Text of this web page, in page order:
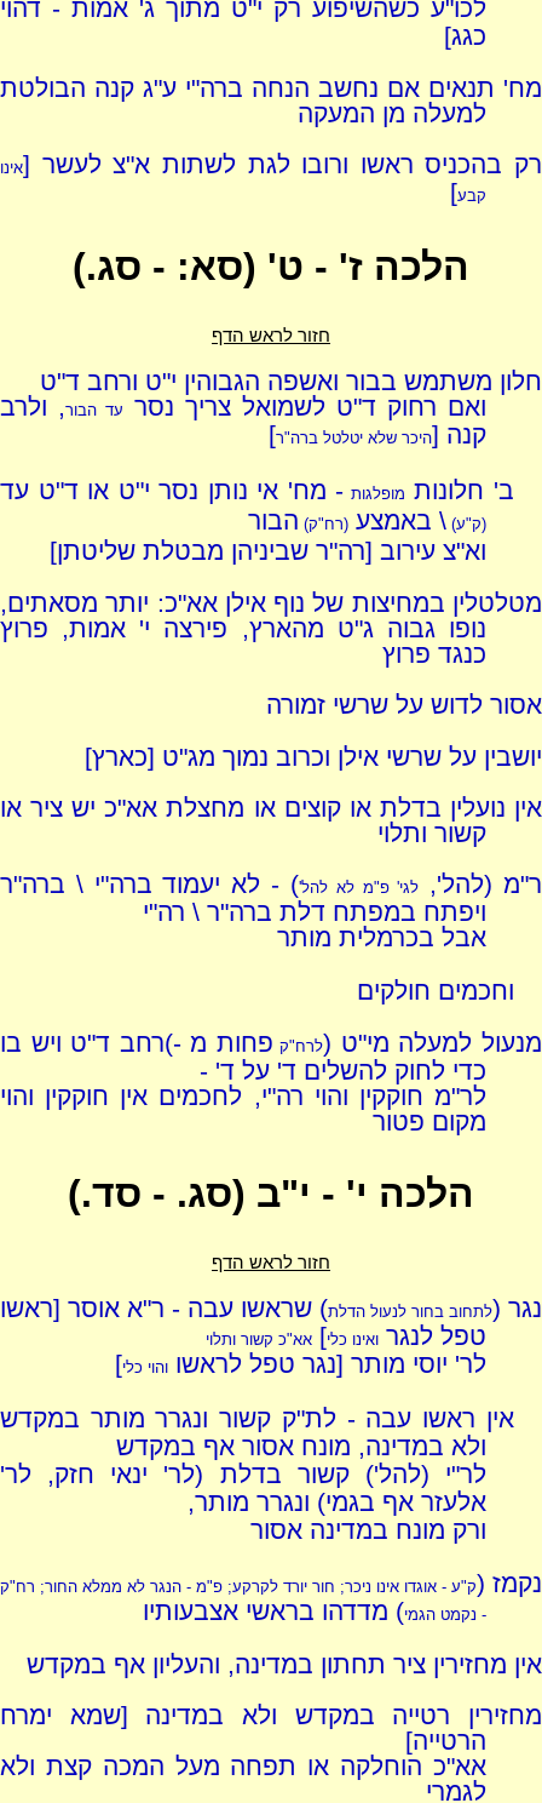
לכו"ע כשהשיפוע רק י"ט מתוך ג' אמות - דהוי
כגג]
מח' תנאים אם נחשב הנחה ברה"י ע"ג קנה הבולטת
למעלה מן המעקה
רק בהכניס ראשו ורובו לגת לשתות א"צ לעשר [אינו
קבע]
הלכה ז' - ט' (סא: - סג.)
חזור לראש הדף
חלון משתמש בבור ואשפה הגבוהין י"ט ורחב ד"ט
ואם רחוק ד"ט לשמואל צריך נסר
עד הבור, ולרב
קנה [היכר שלא יטלטל ברה"ר]
ב' חלונות מופלגות - מח' אי נותן נסר י"ט או ד"ט עד
(ק"ע)\ באמצע(רח"ק) הבור
וא"צ עירוב [רה"ר שביניהן מבטלת שליטתן]
מטלטלין במחיצות של נוף אילן אא"כ: יותר מסאתים,
נופו גבוה ג"ט מהארץ, פירצה י' אמות, פרוץ
כנגד פרוץ
אסור לדוש על שרשי זמורה
יושבין על שרשי אילן וכרוב נמוך מג"ט [כארץ]
אין נועלין בדלת או קוצים או מחצלת אא"כ יש ציר או
קשור ותלוי
ר"מ (להל',
לגי' פ"מ לא להל') - לא יעמוד ברה"י \ ברה"ר
ויפתח במפתח דלת ברה"ר \ רה"י
אבל בכרמלית מותר
וחכמים חולקים
מנעול למעלה מי"ט (לרח"ק פחות מ -)רחב ד"ט ויש בו
כדי לחוק להשלים ד' על ד' -
לר"מ חוקקין והוי רה"י, לחכמים אין חוקקין והוי
מקום פטור
הלכה י' - י"ב (סג. - סד.)
חזור לראש הדף
נגר (לתחוב בחור לנעול הדלת) שראשו עבה - ר"א אוסר [ראשו
טפל לנגרואינו כלי]אא"כ קשור ותלוי
לר' יוסי מותר [נגר טפל לראשווהוי כלי]
אין ראשו עבה - לת"ק קשור ונגרר מותר במקדש
ולא במדינה, מונח אסור אף במקדש
לר"י (להל') קשור בדלת (לר' ינאי חזק, לר'
אלעזר אף בגמי) ונגרר מותר,
ורק מונח במדינה אסור
נקמז (ק"ע - אוגדו אינו ניכר; חור יורד לקרקע; פ"מ - הנגר לא ממלא החור; רח"ק
- נקמט הגמי) מדדהו בראשי אצבעותיו
אין מחזירין ציר תחתון במדינה, והעליון אף במקדש
מחזירין רטייה במקדש ולא במדינה [שמא ימרח
הרטייה]
אא"כ הוחלקה או תפחה מעל המכה קצת ולא
לגמרי